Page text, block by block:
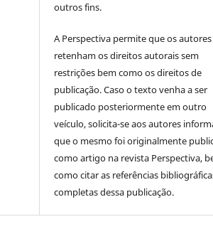
outros fins.
A Perspectiva permite que os autores
retenham os direitos autorais sem
restrições bem como os direitos de
publicação. Caso o texto venha a ser
publicado posteriormente em outro
veículo, solicita-se aos autores
que o mesmo foi originalmente
como artigo na revista Perspectiva,
como citar as referências
completas dessa publicação.